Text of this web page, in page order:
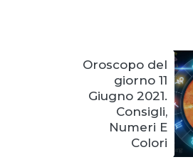
Oroscopo del
giorno 11
Giugno 2021.
Consigli,
Numeri E
Colori